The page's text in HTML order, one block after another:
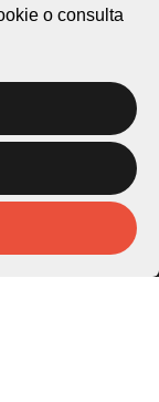
o consulta